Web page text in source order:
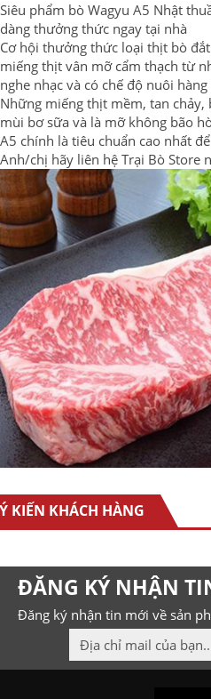
Siêu phẩm bò Wagyu A5 Nhật
dàng thưởng thức ngay tại nhà
Cơ hội thưởng thức loại thịt bò
miếng thịt vân mỡ cẩm thạch từ
nghe nhạc và có chế độ nuôi hàng
Những miếng thịt mềm, tan
mùi bơ sữa và là mỡ không bão
A5 chính là tiêu chuẩn cao nhất
Anh/chị hãy liên hệ Trại Bò Store
Ý KIẾN KHÁCH HÀNG
ĐĂNG KÝ NHẬN
Đăng ký nhận tin mới về sản